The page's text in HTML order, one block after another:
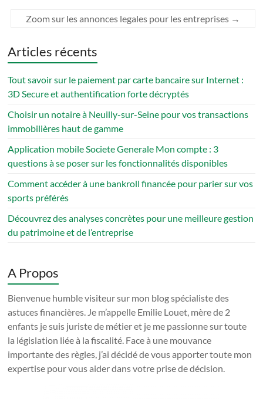
Zoom sur les annonces legales pour les entreprises →
Articles récents
Tout savoir sur le paiement par carte bancaire sur Internet :
3D Secure et authentification forte décryptés
Choisir un notaire à Neuilly-sur-Seine pour vos transactions
immobilières haut de gamme
Application mobile Societe Generale Mon compte : 3
questions à se poser sur les fonctionnalités disponibles
Comment accéder à une bankroll financée pour parier sur vos
sports préférés
Découvrez des analyses concrètes pour une meilleure gestion
du patrimoine et de l’entreprise
A Propos
Bienvenue humble visiteur sur mon blog spécialiste des
astuces financières. Je m’appelle Emilie Louet, mère de 2
enfants je suis juriste de métier et je me passionne sur toute
la législation liée à la fiscalité. Face à une mouvance
importante des règles, j’ai décidé de vous apporter toute mon
expertise pour vous aider dans votre prise de décision.